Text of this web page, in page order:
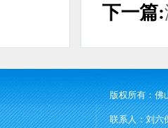
下一篇:
版权所有：佛
联系人：刘六